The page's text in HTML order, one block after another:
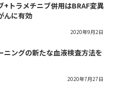
+トラメチニブ併用はBRAF変異
んに有効
2020年9月2日
ニングの新たな血液検査方法を
2020年7月27日